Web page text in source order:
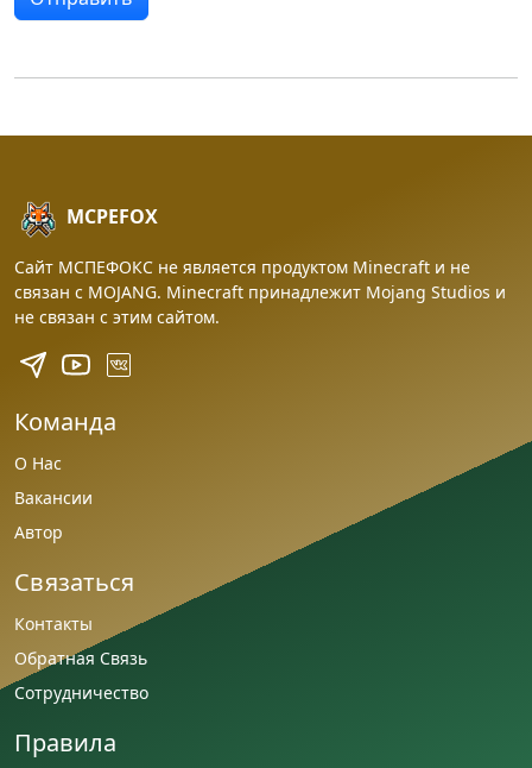
MCPEFOX
Сайт МСПЕФОКС не является продуктом Minecraft и не
связан с MOJANG. Minecraft принадлежит Mojang Studios и
не связан с этим сайтом.
Команда
О Нас
Вакансии
Автор
Связаться
Контакты
Обратная Связь
Сотрудничество
Правила